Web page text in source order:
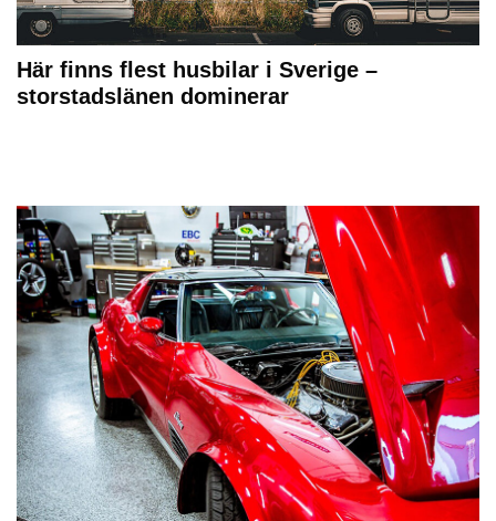
Här finns flest husbilar i Sverige –
storstadslänen dominerar